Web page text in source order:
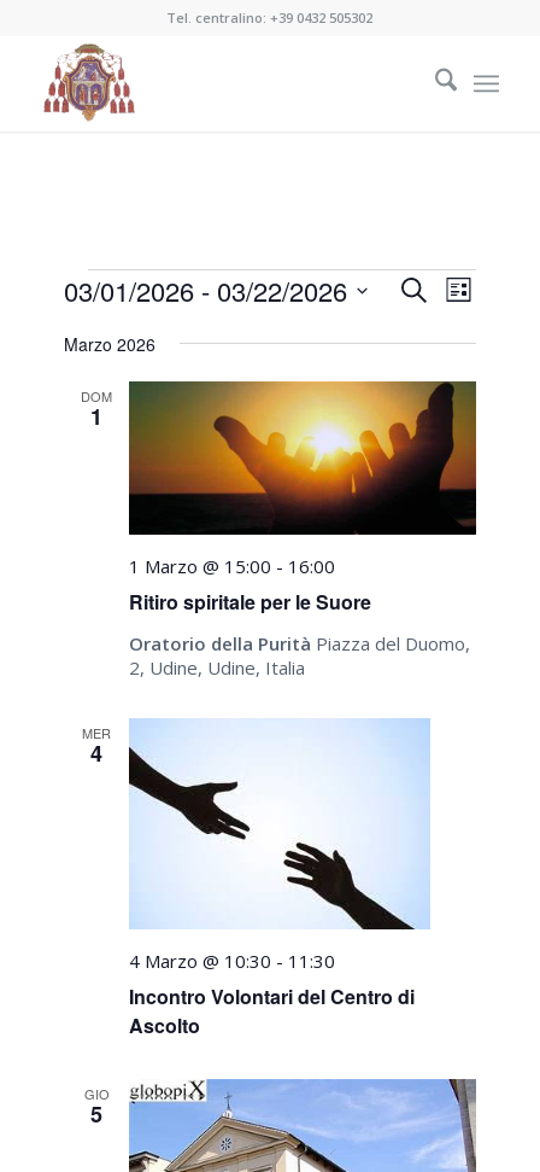
Tel. centralino:+39 0432 505302
Eventi Eventi
viste
Cerca
Evento
Viste
Lista
03/01/2026 - 03/22/2026
la
Marzo 2026
DOM
1
Ritiro spiritale per le Suore
1 Marzo @ 15:00 - 16:00
Oratorio della Purità Piazza del Duomo,
2, Udine, Udine, Italia
MER
4
Incontro Volontari del Centro di
Ascolto
4 Marzo @ 10:30 - 11:30
GIO
5